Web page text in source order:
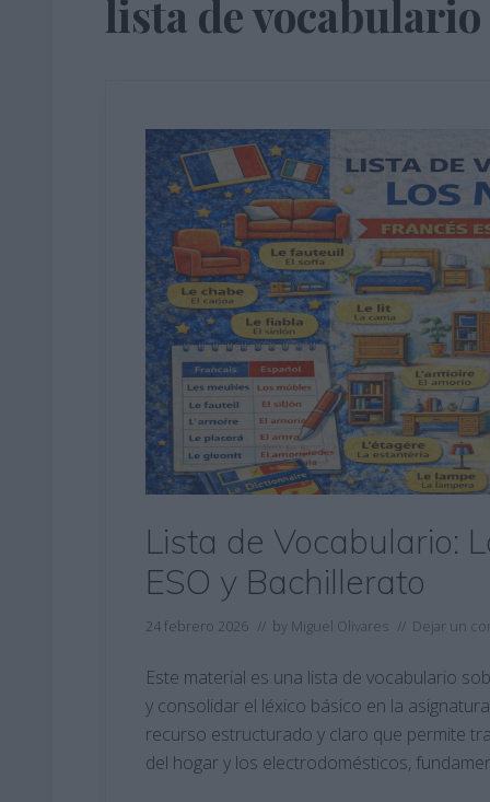
lista de
Lista de Vocabulario:
ESO y Bachillerato
24 febrero 2026 // by Miguel Olivares // Dejar un
Este material es una lista de vocabulario
y consolidar el léxico básico en la
recurso estructurado y claro que permite
del hogar y los electrodomésticos,